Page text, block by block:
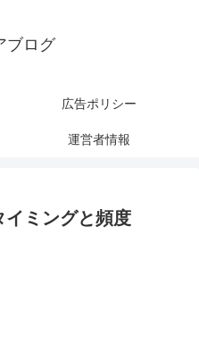
ブログ
広告ポリシー
運営者情報
イミングと頻度